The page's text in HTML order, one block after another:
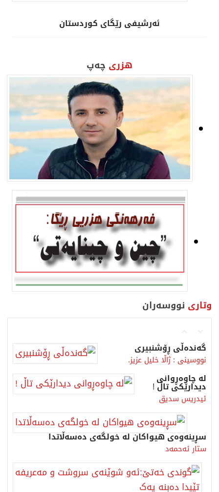
ئەرشیفی رێگای كوردستان
هزری چەپ
وتاری نووسەران
گەندەڵی ڕۆشنبیری
نووسینی : ژاڵا خلیل عزیز.
لە چاوەڕوانی
دیدارێکی تاڵ !
ئیدریس سدیق
سڕینەوەی هیواکان لە خولگەی دەسەڵاتدا
ستار ئەحمەد